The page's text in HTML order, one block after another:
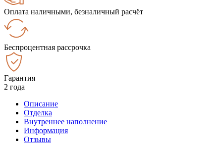
Оплата наличными, безналичный расчёт
Беспроцентная рассрочка
Гарантия
2 года
Описание
Отделка
Внутреннее наполнение
Информация
Отзывы